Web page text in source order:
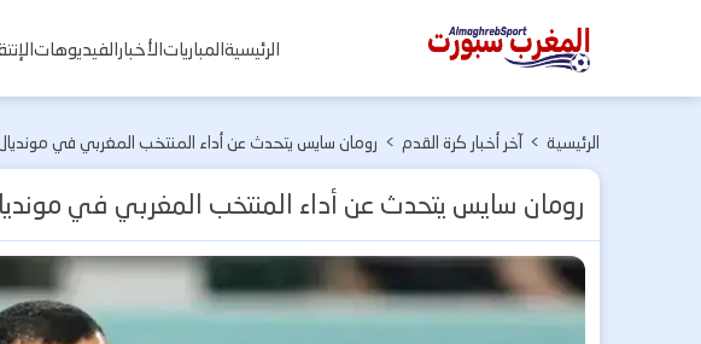
المغرب
الرئيسيةالمبارياتالأخبارالفيديوهات
الرئيسية > آخر أخبار كرة القدم > رومان سايس يتحدث عن أداء المنتخب المغربي في مونديال 2026 بالولايات المتحدة
رومان سايس يتحدث عن أداء المنتخب المغربي في مونديال 2026 بالولايات المتحدة